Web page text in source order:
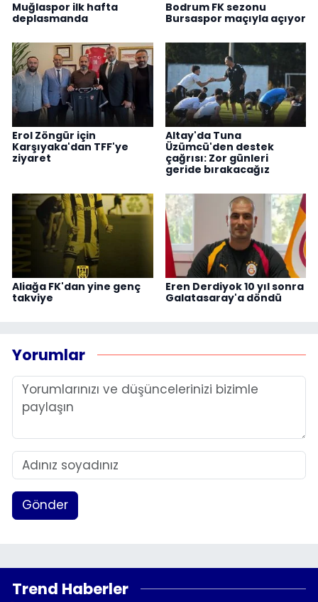
Muğlaspor ilk hafta
deplasmanda
Bodrum FK sezonu
Bursaspor maçıyla açıyor
Erol Zöngür için
Karşıyaka'dan TFF'ye
ziyaret
Altay'da Tuna
Üzümcü'den destek
çağrısı: Zor günleri
geride bırakacağız
Aliağa FK'dan yine genç
takviye
Eren Derdiyok 10 yıl sonra
Galatasaray'a döndü
Yorumlar
Gönder
Trend Haberler